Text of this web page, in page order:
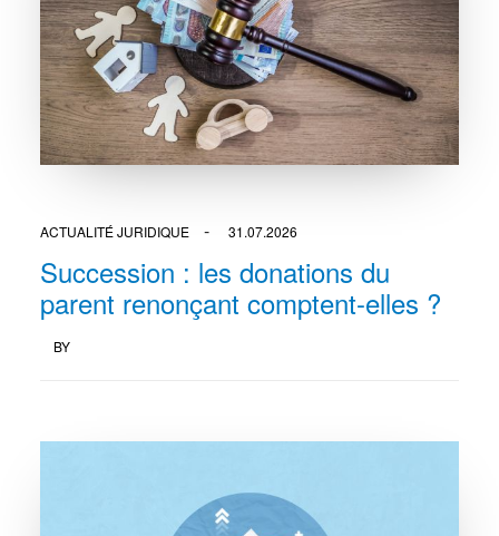
ACTUALITÉ JURIDIQUE 31.07.2026
Succession : les donations du
parent renonçant comptent-elles ?
BY